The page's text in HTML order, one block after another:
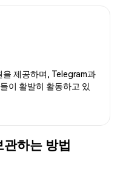
을 제공하며, Telegram과
이 활발히 활동하고 있
하는 방법